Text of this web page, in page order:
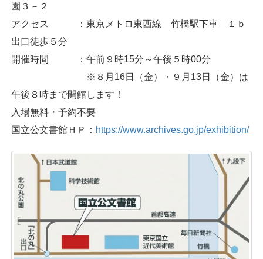
園３－２
アクセス ：東京メトロ東西線 竹橋駅下車 １ｂ
出口徒歩５分
開催時間 ：午前９時15分～午後５時00分
※８月16日（金）・９月13日（金）は
午後８時まで開館します！
入場無料・予約不要
国立公文書館ＨＰ： https://www.archives.go.jp/exhibition/